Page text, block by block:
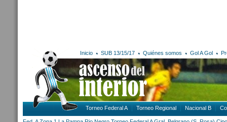
Inicio SUB 13/15/17 Quiénes somos Gol A Gol
Torneo Federal A Torneo Regional Nacional B